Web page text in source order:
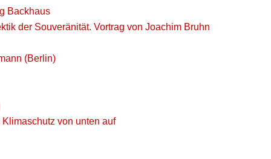
Backhaus
der Souveränität. Vortrag von Joachim Bruhn
(Berlin)
von unten auf